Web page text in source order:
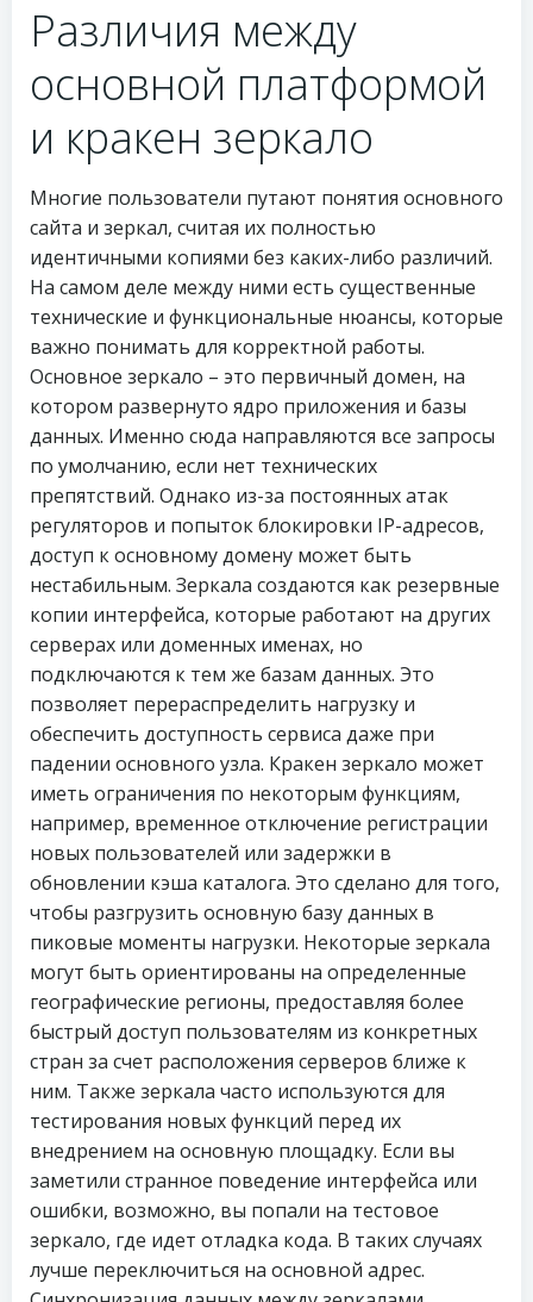
Различия между
основной платформой
и кракен зеркало
Многие пользователи путают понятия основного
сайта и зеркал, считая их полностью
идентичными копиями без каких-либо различий.
На самом деле между ними есть существенные
технические и функциональные нюансы, которые
важно понимать для корректной работы.
Основное зеркало – это первичный домен, на
котором развернуто ядро приложения и базы
данных. Именно сюда направляются все запросы
по умолчанию, если нет технических
препятствий. Однако из-за постоянных атак
регуляторов и попыток блокировки IP-адресов,
доступ к основному домену может быть
нестабильным. Зеркала создаются как резервные
копии интерфейса, которые работают на других
серверах или доменных именах, но
подключаются к тем же базам данных. Это
позволяет перераспределить нагрузку и
обеспечить доступность сервиса даже при
падении основного узла. Кракен зеркало может
иметь ограничения по некоторым функциям,
например, временное отключение регистрации
новых пользователей или задержки в
обновлении кэша каталога. Это сделано для того,
чтобы разгрузить основную базу данных в
пиковые моменты нагрузки. Некоторые зеркала
могут быть ориентированы на определенные
географические регионы, предоставляя более
быстрый доступ пользователям из конкретных
стран за счет расположения серверов ближе к
ним. Также зеркала часто используются для
тестирования новых функций перед их
внедрением на основную площадку. Если вы
заметили странное поведение интерфейса или
ошибки, возможно, вы попали на тестовое
зеркало, где идет отладка кода. В таких случаях
лучше переключиться на основной адрес.